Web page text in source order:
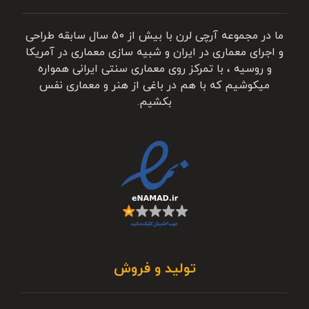
ما در مجموعه آرچی لرن با بیش از 50 سال سابقه طراحی
و اجرای معماری در ایران و شبیه سازی معماری در آمریکا
و روسیه ، با تمرکز روی معماری سنتی ایرانی همواره
میکوشیم که با هم در باغی از هنر و معماری نفس
بکشیم.
تولید و فروش